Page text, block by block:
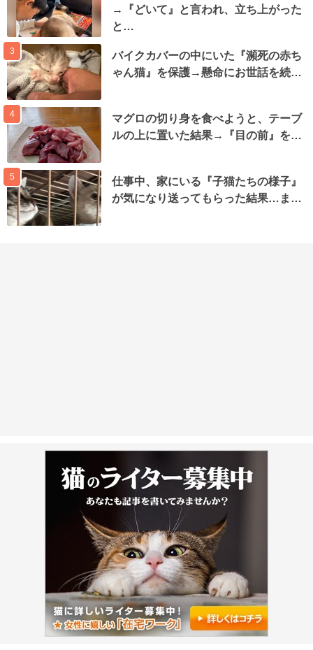
→『どいて』と言われ、立ち上がった
と…
3
バイクカバーの中にいた『瀕死の赤ち
ゃん猫』を保護→懸命にお世話を続…
4
マグロの切り身を食べようと、テーブ
ルの上に置いた結果→『目の前』を…
5
仕事中、家にいる『子猫たちの様子』
が気になり送ってもらった結果…ま…